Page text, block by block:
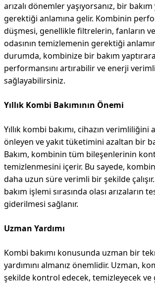
arızalı dönemler yaşıyorsanız, bir bakım
gerektiği anlamına gelir. Kombinin
düşmesi, genellikle filtrelerin, fanların
odasının temizlemenin gerektiği
durumda, kombinize bir bakım
performansını artırabilir ve enerji
sağlayabilirsiniz.
Yıllık Kombi Bakımının Önemi
Yıllık kombi bakımı, cihazın verimliliğini
önleyen ve yakıt tüketimini azaltan bir
Bakım, kombinin tüm bileşenlerinin
temizlenmesini içerir. Bu sayede,
daha uzun süre verimli bir şekilde
bakım işlemi sırasında olası arızaların
giderilmesi sağlanır.
Uzman Yardımı
Kombi bakımı konusunda uzman bir
yardımını almanız önemlidir. Uzman,
şekilde kontrol edecek, temizleyecek